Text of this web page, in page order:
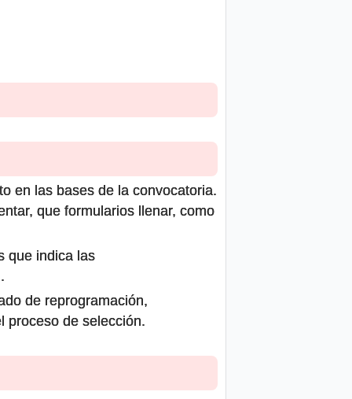
en las bases de la convocatoria.
que formularios llenar, como
que indica las
de reprogramación,
proceso de selección.